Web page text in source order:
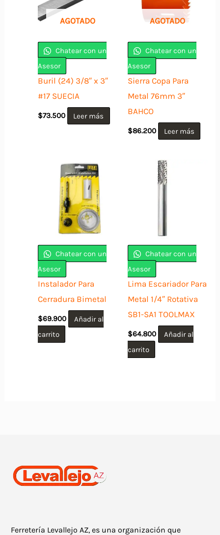
AGOTADO
Chatear con un
Asesor
Buril (24) 3/8″ x 3″
#17 SUECIA
$73.500 Leer más
AGOTADO
Chatear con un
Asesor
Sierra Copa Para
Metal 76mm 3″
BAHCO
$86.200 Leer más
Chatear con un
Asesor
Instalador Para
Cerradura Bimetal
$69.900
Añadir al
carrito
Chatear con un
Asesor
Lima Escariador Para
Metal 1/4″ Rotativa
SB1-SA1 TOOLMAX
$64.800
Añadir al
carrito
Ferretería Levallejo AZ, es una organización que